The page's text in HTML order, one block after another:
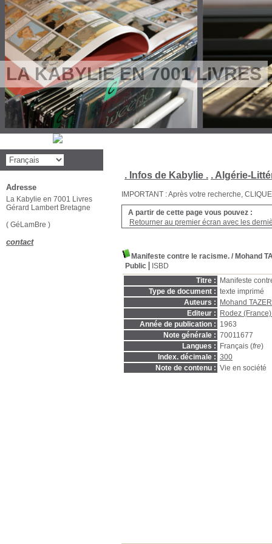
LA KABYLIE EN 7001 LIVRES
. Infos de Kabylie . . Algérie-
IMPORTANT : Après votre recherche,
A partir de cette page vous pouvez :
Retourner au premier écran avec les
Manifeste contre le racisme. / Mohand
Public
ISBD
Titre :
Manifeste
Type de document : texte imprimé
Auteurs :
Mohand
Editeur :
Rodez
Année de publication : 1963
Note générale : 70011677
Langues :
Français (fre)
Index. décimale : 300
Note de contenu : Vie en société
Adresse
La Kabylie en 7001 Livres
Gérard Lambert Bretagne
( GéLamBre )
contact